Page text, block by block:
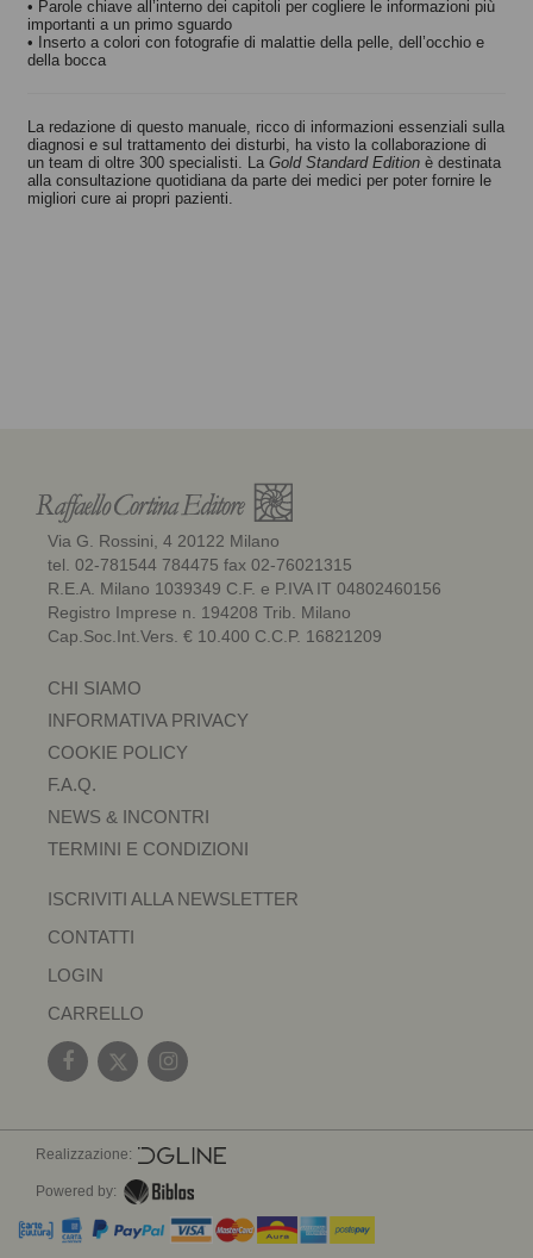
• Parole chiave all’interno dei capitoli per cogliere le informazioni più
importanti a un primo sguardo
• Inserto a colori con fotografie di malattie della pelle, dell’occhio e
della bocca
La redazione di questo manuale, ricco di informazioni essenziali sulla
diagnosi e sul trattamento dei disturbi, ha visto la collaborazione di
un team di oltre 300 specialisti. La Gold Standard Edition è destinata
alla consultazione quotidiana da parte dei medici per poter fornire le
migliori cure ai propri pazienti.
Via G. Rossini, 4 20122 Milano
tel. 02-781544 784475 fax 02-76021315
R.E.A. Milano 1039349 C.F. e P.IVA IT 04802460156
Registro Imprese n. 194208 Trib. Milano
Cap.Soc.Int.Vers. € 10.400 C.C.P. 16821209
CHI SIAMO
INFORMATIVA PRIVACY
COOKIE POLICY
F.A.Q.
NEWS & INCONTRI
TERMINI E CONDIZIONI
ISCRIVITI ALLA NEWSLETTER
CONTATTI
LOGIN
CARRELLO
Realizzazione:
Powered by: